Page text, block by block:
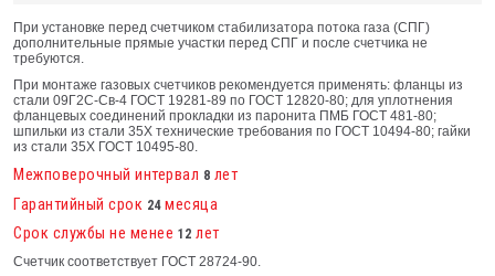
При установке перед счетчиком стабилизатора потока газа (СПГ)
дополнительные прямые участки перед СПГ и после счетчика не
требуются.
При монтаже газовых счетчиков рекомендуется применять: фланцы из
стали 09Г2С-Св-4 ГОСТ 19281-89 по ГОСТ 12820-80; для уплотнения
фланцевых соединений прокладки из паронита ПМБ ГОСТ 481-80;
шпильки из стали 35Х технические требования по ГОСТ 10494-80; гайки
из стали 35Х ГОСТ 10495-80.
Межповерочный интервал 8 лет
Гарантийный срок 24месяца
Срок службы не менее 12 лет
Счетчик соответствует ГОСТ 28724-90.